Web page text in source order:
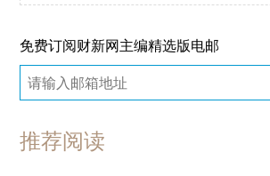
免费订阅财新网主编精选版电邮
推荐阅读